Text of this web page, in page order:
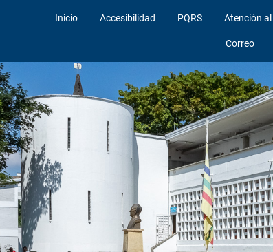
Inicio Accesibilidad PQRS Atención
Correo